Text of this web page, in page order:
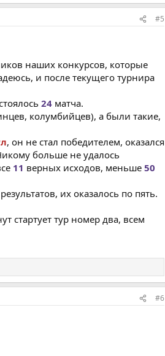
#5
наших конкурсов, которые
и после текущего турнира
24 матча.
колумбийцев), а были такие,
, он не стал победителем, оказался
больше не удалось
11 верных исходов, меньше 50
их оказалось по пять.
стартует тур номер два, всем
#6